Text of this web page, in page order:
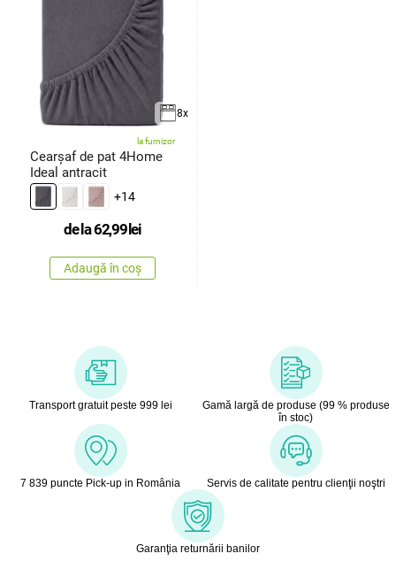
8x
la furnizor
Cearșaf de pat 4Home
Ideal antracit
+14
de la62,99 lei
Adaugă în coș
Transport gratuit peste 999 lei
Gamă largă de produse (99 % produse
în stoc)
7 839 puncte Pick-up in România Servis de calitate pentru clienţii noştri
Garanţia returnării banilor